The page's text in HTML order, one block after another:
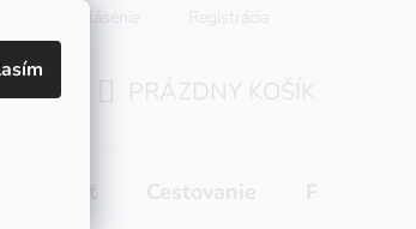
Prihlásenie